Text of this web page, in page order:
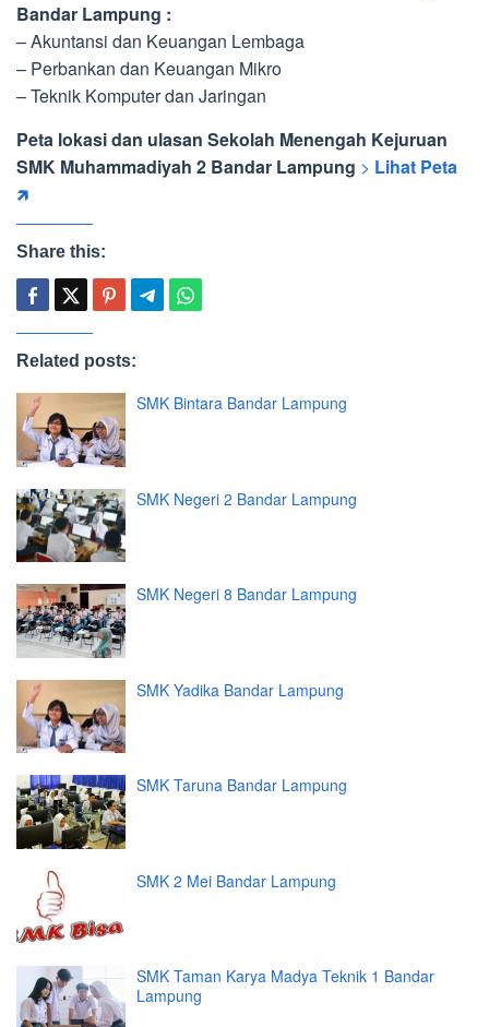
Bandar Lampung :
– Akuntansi dan Keuangan Lembaga
– Perbankan dan Keuangan Mikro
– Teknik Komputer dan Jaringan
Peta lokasi dan ulasan Sekolah Menengah Kejuruan
SMK Muhammadiyah 2 Bandar Lampung > Lihat Peta
🡵
Share this:
Related posts:
SMK Bintara Bandar Lampung
SMK Negeri 2 Bandar Lampung
SMK Negeri 8 Bandar Lampung
SMK Yadika Bandar Lampung
SMK Taruna Bandar Lampung
SMK 2 Mei Bandar Lampung
SMK Taman Karya Madya Teknik 1 Bandar
Lampung